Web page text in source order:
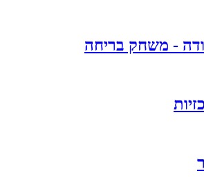
- משחק בריחה